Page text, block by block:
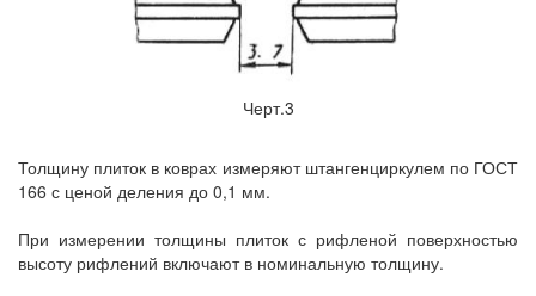
Черт.3
Толщину плиток в коврах измеряют штангенциркулем по ГОСТ
166 с ценой деления до 0,1 мм.
При измерении толщины плиток с рифленой поверхностью
высоту рифлений включают в номинальную толщину.